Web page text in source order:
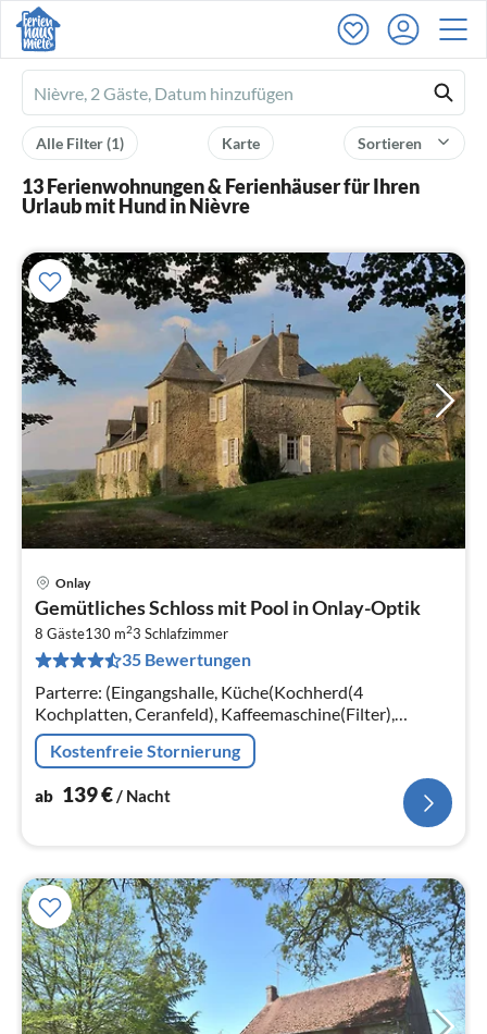
Ferienhausmiete
logo
Sortieren
Karte
Alle Filter(1)
13 Ferienwohnungen & Ferienhäuser für Ihren
Urlaub mit Hund in Nièvre
Onlay
Gemütliches Schloss mit Pool in Onlay-Optik
8 Gäste130 m23 Schlafzimmer
35 Bewertungen
Parterre: (Eingangshalle, Küche(Kochherd(4
Kochplatten, Ceranfeld), Kaffeemaschine(Filter),
Backofen, Mikrowelle, Spülmaschine,
Kühl-/Gefrierkombination)
Kostenfreie Stornierung
ab 139€/ Nacht